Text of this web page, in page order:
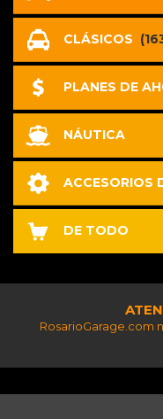
CLÁSICOS
PLANES DE
NÁUTICA
ACCESORIOS
DE TODO
RosarioGarage.com